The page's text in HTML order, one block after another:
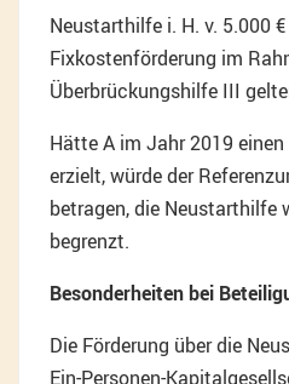
Neustarthilfe i. H. v. 5.000
Fixkostenförderung im
Überbrückungshilfe III
Hätte A im Jahr 2019
erzielt, würde der
betragen, die Neustarthilfe
begrenzt.
Besonderheiten bei
Die Förderung über die
Ein-Personen-